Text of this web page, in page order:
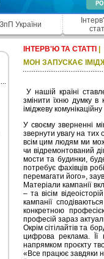
України
ІНТЕРВ'Ю ТА СТАТТІ
МОН ЗАПУСКАЄ
У нашій країні
змінити їхню думку в
іміджеву
У своєму зверненні
звернути увагу на
всім цим людям ми
чи відремонтований
мости та будинки,
потребує фахівців
перемагати його»,
Матеріали кампанії
– та вісім
кампанії
конкретною
професій зараз
Окрім сітілайтів та
цифрова реклама.
напрямком проєкту
«Все працює завдяки